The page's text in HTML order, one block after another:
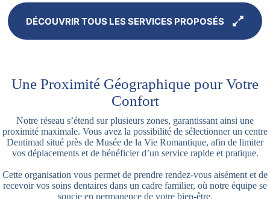
DÉCOUVRIR TOUS LES SERVICES PROPOSÉS
Une Proximité Géographique pour Votre
Confort
Notre réseau s’étend sur plusieurs zones, garantissant ainsi une
proximité maximale. Vous avez la possibilité de sélectionner un centre
Dentimad situé près de Musée de la Vie Romantique, afin de limiter
vos déplacements et de bénéficier d’un service rapide et pratique.
Cette organisation vous permet de prendre rendez-vous aisément et de
recevoir vos soins dentaires dans un cadre familier, où notre équipe se
soucie en permanence de votre bien-être.